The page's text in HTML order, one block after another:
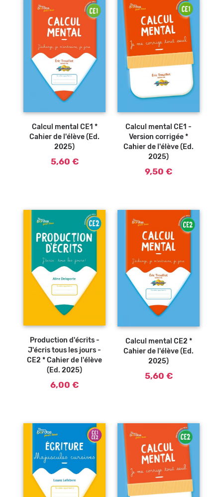
Ajouter au
Calcul mental CE1 *
Cahier de l'élève (Ed.
2025)
5,60 €
Ajouter au
Calcul mental CE1 -
Version corrigée *
Cahier de l'élève (Ed.
2025)
9,50 €
Ajouter au
Production d'écrits -
J'écris tous les jours -
CE2 * Cahier de l'élève
(Ed. 2025)
6,00 €
Ajouter au
Calcul mental CE2 *
Cahier de l'élève (Ed.
2025)
5,60 €